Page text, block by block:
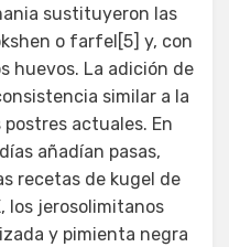
sustituyeron las
o farfel[5] y, con
huevos. La adición de
similar a la
actuales. En
añadían pasas,
recetas de kugel de
los jerosolimitanos
y pimienta negra